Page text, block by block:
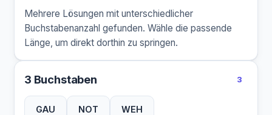
Mehrere Lösungen mit unterschiedlicher
Buchstabenanzahl gefunden. Wähle die passende
Länge, um direkt dorthin zu springen.
3 Buchstaben 3
GAU NOT WEH